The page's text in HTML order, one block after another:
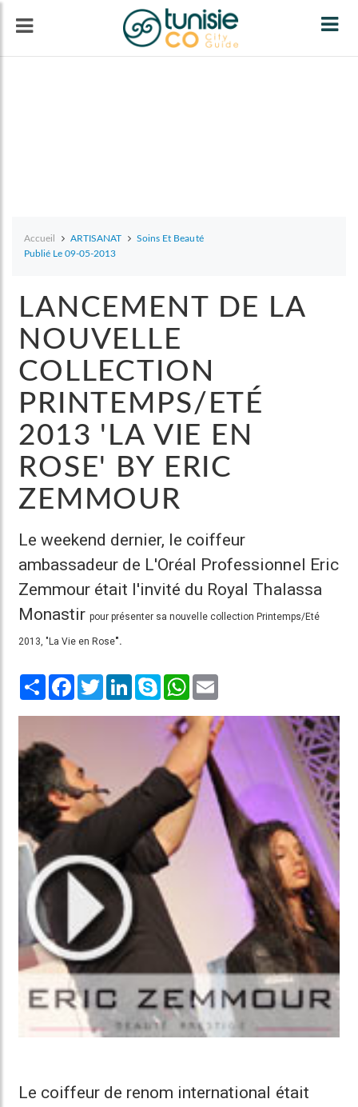
Accueil ARTISANAT
Soins Et Beauté
Publié Le 09-05-2013
LANCEMENT DE LA
NOUVELLE
COLLECTION
PRINTEMPS/ETÉ
2013 'LA VIE EN
ROSE' BY ERIC
ZEMMOUR
Le weekend dernier, le coiffeur
ambassadeur de L'Oréal Professionnel Eric
Zemmour était l'invité du Royal Thalassa
Monastirpour présenter sa nouvelle collection Printemps/Eté
2013, "La Vie en Rose".
Share Facebook
TwitterLinkedInSkype WhatsApp
Le coiffeur de renom international était